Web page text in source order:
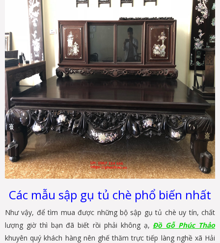
Các mẫu sập gụ tủ chè phổ biến nhất
Như vậy, để tìm mua được những bộ sập gụ tủ chè uy tín, chất
lượng giờ thì bạn đã biết rồi phải không ạ, Đồ Gỗ Phúc Thảo
khuyên quý khách hàng nên ghế thăm trực tiếp làng nghề xã Hải